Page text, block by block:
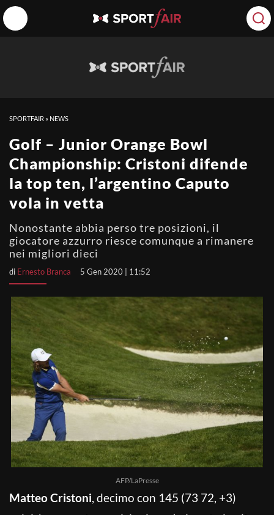
SPORTFAIR » NEWS
Golf – Junior Orange Bowl
Championship: Cristoni difende
la top ten, l’argentino Caputo
vola in vetta
Nonostante abbia perso tre posizioni, il
giocatore azzurro riesce comunque a rimanere
nei migliori dieci
di Ernesto Branca 5 Gen 2020 | 11:52
AFP/LaPresse
Matteo Cristoni, decimo con 145 (73 72, +3)